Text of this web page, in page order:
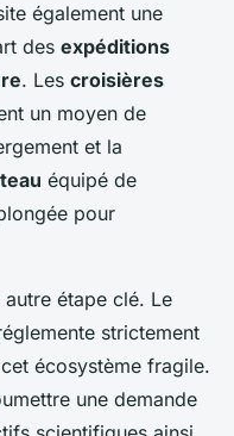
également une
des expéditions
. Les croisières
un moyen de
et la
équipé de
pour
étape clé. Le
strictement
écosystème fragile.
une demande